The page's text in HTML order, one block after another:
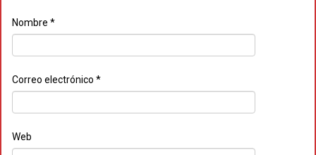
Nombre *
Correo electrónico *
Web